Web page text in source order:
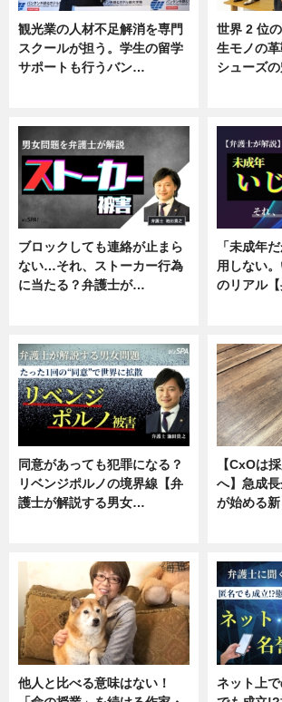
観光業の人材不足解消を専門
スクールが担う。学生の留学
サポートも行うバン…
世界 2 位
生モノの
シューズ
ブロックしても連絡が止まら
ない…それ、ストーカー行為
に当たる？弁護士が…
「未成年
用しない
のリアル
同意があっても犯罪になる？
リベンジポルノの境界線【弁
護士が解説する男女…
【CxOは
へ】急成
が始める
他人と比べる意味はない！
ネット上